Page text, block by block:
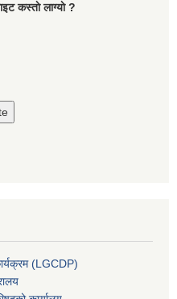
कस्ताे लाग्याे ?
(LGCDP)